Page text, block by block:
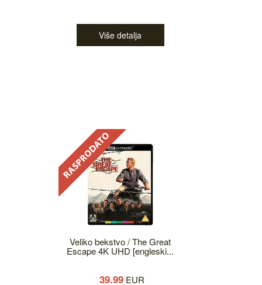
Više detalja
Veliko bekstvo / The Great
Escape 4K UHD [engleski...
39.99EUR